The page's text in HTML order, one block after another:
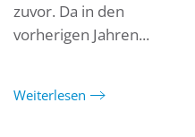
zuvor. Da in den
vorherigen Jahren...
Weiterlesen